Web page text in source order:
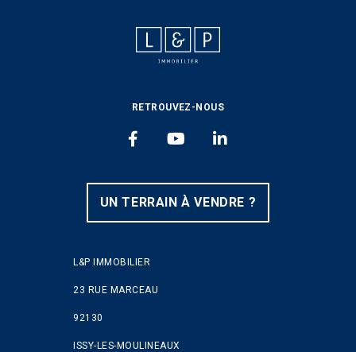
L&P IMMOBILIER
RETROUVEZ-NOUS
FACEBOOK
YOUTUBELINKEDIN
UN TERRAIN À VENDRE ?
L&P IMMOBILIER
23 RUE MARCEAU
92130
ISSY-LES-MOULINEAUX